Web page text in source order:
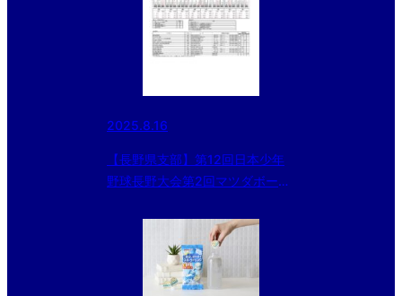
2025.8.16
【長野県支部】第12回日本少年
野球長野大会第2回マツダボール